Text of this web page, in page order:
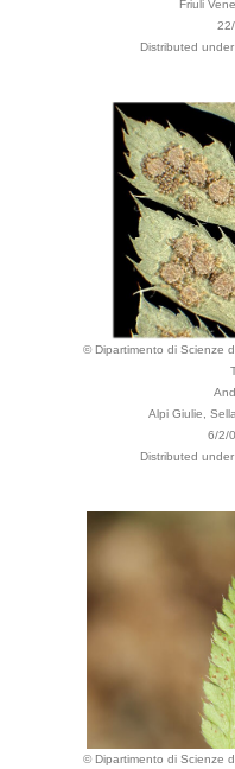
Friuli
Distributed under
© Dipartimento di Scienze
Alpi Giulie,
6/2/
Distributed under
© Dipartimento di Scienze